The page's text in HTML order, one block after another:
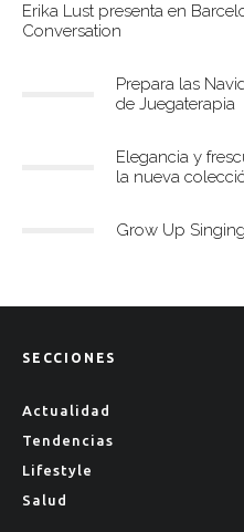
Erika Lust presenta en
Conversation
Prepara las
de Juegaterapia
Elegancia y
la nueva
Grow Up Singing
SECCIONES
Actualidad
Tendencias
Lifestyle
Salud